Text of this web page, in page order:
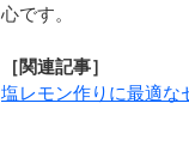
心です。
［関連記事］
塩レモン作りに最適な